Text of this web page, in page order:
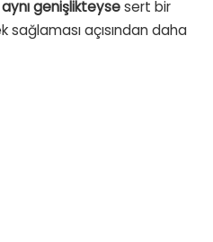
genişlikteysesert bir
açısından daha